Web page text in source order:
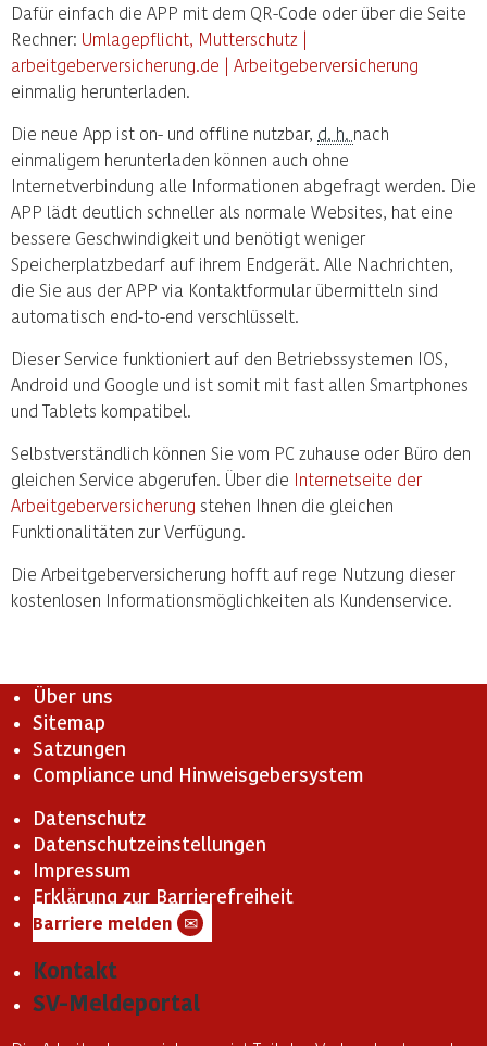
Dafür einfach die APP mit dem QR-Code oder über die Seite
Rechner: Umlagepflicht, Mutterschutz |
arbeitgeberversicherung.de | Arbeitgeberversicherung
einmalig herunterladen.
Die neue App ist on- und offline nutzbar, d. h. nach
einmaligem herunterladen können auch ohne
Internetverbindung alle Informationen abgefragt werden. Die
APP lädt deutlich schneller als normale Websites, hat eine
bessere Geschwindigkeit und benötigt weniger
Speicherplatzbedarf auf ihrem Endgerät. Alle Nachrichten,
die Sie aus der APP via Kontaktformular übermitteln sind
automatisch end-to-end verschlüsselt.
Dieser Service funktioniert auf den Betriebssystemen IOS,
Android und Google und ist somit mit fast allen Smartphones
und Tablets kompatibel.
Selbstverständlich können Sie vom PC zuhause oder Büro den
gleichen Service abgerufen. Über die Internetseite der
Arbeitgeberversicherung stehen Ihnen die gleichen
Funktionalitäten zur Verfügung.
Die Arbeitgeberversicherung hofft auf rege Nutzung dieser
kostenlosen Informationsmöglichkeiten als Kundenservice.
Über uns
Sitemap
Satzungen
Compliance und Hinweisgebersystem
Datenschutz
Datenschutzeinstellungen
Impressum
Erklärung zur Barrierefreiheit
Barriere melden ✉
Kontakt
SV-Meldeportal